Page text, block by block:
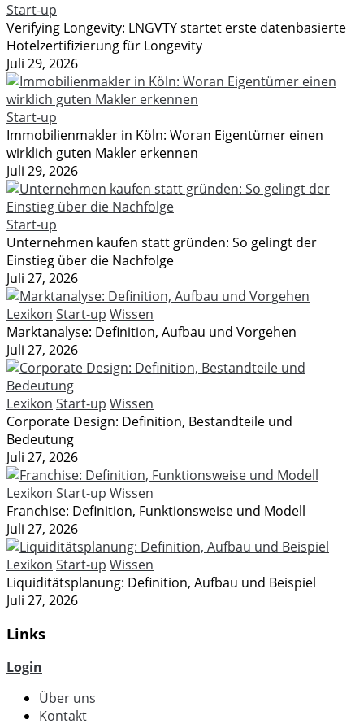
Start-up
Verifying Longevity: LNGVTY startet erste datenbasierte
Hotelzertifizierung für Longevity
Juli 29, 2026
Start-up
Immobilienmakler in Köln: Woran Eigentümer einen
wirklich guten Makler erkennen
Juli 29, 2026
Start-up
Unternehmen kaufen statt gründen: So gelingt der
Einstieg über die Nachfolge
Juli 27, 2026
Lexikon Start-up Wissen
Marktanalyse: Definition, Aufbau und Vorgehen
Juli 27, 2026
Lexikon Start-up Wissen
Corporate Design: Definition, Bestandteile und
Bedeutung
Juli 27, 2026
Lexikon Start-up Wissen
Franchise: Definition, Funktionsweise und Modell
Juli 27, 2026
Lexikon Start-up Wissen
Liquiditätsplanung: Definition, Aufbau und Beispiel
Juli 27, 2026
Links
Login
Über uns
Kontakt